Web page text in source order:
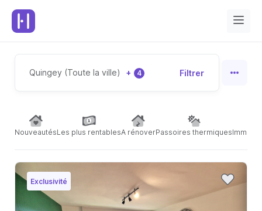
Quingey (Toute la ville) + 4 Filtrer
NouveautésLes plus rentablesA rénoverPassoires thermiques
Exclusivité